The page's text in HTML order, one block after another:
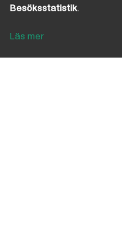
Besöksstatistik.
Läs mer